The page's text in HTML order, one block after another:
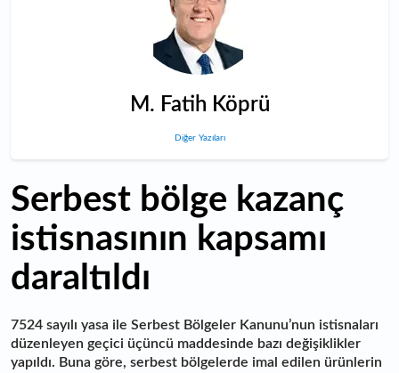
M. Fatih Köprü
Diğer Yazıları
Serbest bölge kazanç
istisnasının kapsamı
daraltıldı
7524 sayılı yasa ile Serbest Bölgeler Kanunu’nun istisnaları
düzenleyen geçici üçüncü maddesinde bazı değişiklikler
yapıldı. Buna göre, serbest bölgelerde imal edilen ürünlerin